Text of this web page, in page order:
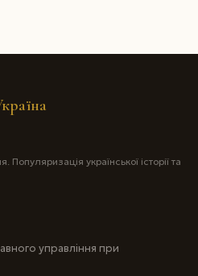
української історії та
управління при